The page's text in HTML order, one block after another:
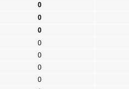
0
0
0
0
0
0
0